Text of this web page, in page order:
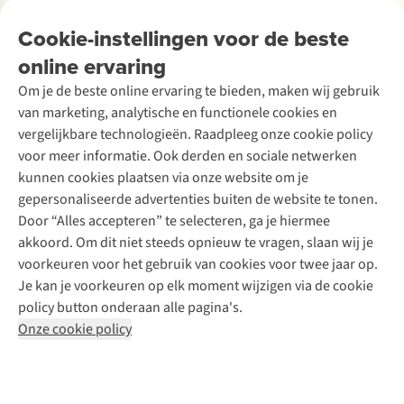
Cookie-instellingen voor de beste
online ervaring
Om je de beste online ervaring te bieden, maken wij gebruik
van marketing, analytische en functionele cookies en
vergelijkbare technologieën. Raadpleeg onze cookie policy
voor meer informatie. Ook derden en sociale netwerken
kunnen cookies plaatsen via onze website om je
gepersonaliseerde advertenties buiten de website te tonen.
Door “Alles accepteren” te selecteren, ga je hiermee
akkoord. Om dit niet steeds opnieuw te vragen, slaan wij je
voorkeuren voor het gebruik van cookies voor twee jaar op.
Je kan je voorkeuren op elk moment wijzigen via de cookie
policy button onderaan alle pagina's.
Onze cookie policy
Garantie
Contact
Onze winkels
Over A.S.Adventure
Toegankelijkheidsverklaring
Ski-onderhoud
Wasservice
Schoenonderhoud
Schoenherstelling
Kledingherstelling
Retouches
Voor bedrijven
A.S.Magazine
Podcast
Explore Academy
Explore Camp
Gear Check
Inspiratie & advies
Meld je aan voor de nieuwsbrief
Follow us
Disclaimer Privacy Policy
Algemene voorwaarden
Cookie Policy